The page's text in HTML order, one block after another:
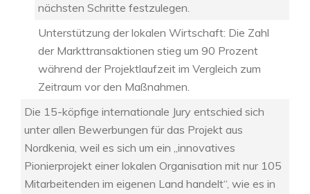
nächsten Schritte festzulegen.
Unterstützung der lokalen Wirtschaft: Die Zahl
der Markttransaktionen stieg um 90 Prozent
während der Projektlaufzeit im Vergleich zum
Zeitraum vor den Maßnahmen.
Die 15-köpfige internationale Jury entschied sich
unter allen Bewerbungen für das Projekt aus
Nordkenia, weil es sich um ein „innovatives
Pionierprojekt einer lokalen Organisation mit nur 105
Mitarbeitenden im eigenen Land handelt“, wie es in